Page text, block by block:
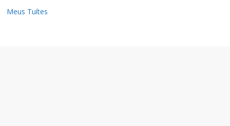
Meus Tuítes